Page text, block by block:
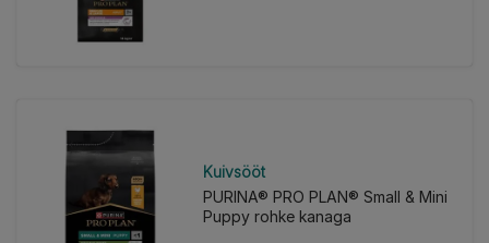
Kuivsööt
PURINA® PRO PLAN® Small & Mini
Puppy rohke kanaga